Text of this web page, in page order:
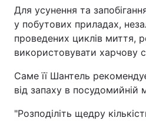
Для усунення та
у побутових приладах,
проведених циклів миття,
використовувати харчову
Саме її Шантель
від запаху в посудомийній
"Розподіліть щедру